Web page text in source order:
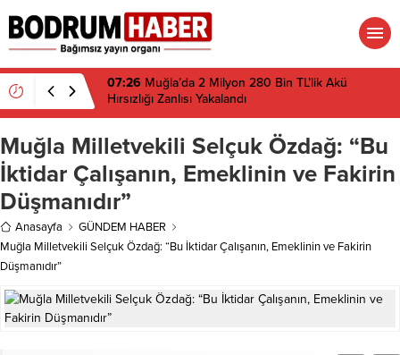
07:26 Muğla’da 2 Milyon 280 Bin TL’lik Akü
Hırsızlığı Zanlısı Yakalandı
Muğla Milletvekili Selçuk Özdağ: “Bu
İktidar Çalışanın, Emeklinin ve Fakirin
Düşmanıdır”
Anasayfa
GÜNDEM HABER
Muğla Milletvekili Selçuk Özdağ: “Bu İktidar Çalışanın, Emeklinin ve Fakirin
Düşmanıdır”